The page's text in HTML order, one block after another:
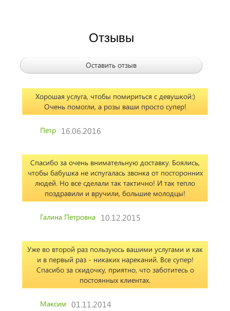
Отзывы
Оставить отзыв
Хорошая услуга, чтобы помириться с девушкой:)
Очень помогли, а розы ваши просто супер!
Петр 16.06.2016
Спасибо за очень внимательную доставку. Боялись,
чтобы бабушка не испугалась звонка от посторонних
людей. Но все сделали так тактично! И так тепло
поздравили и вручили, большие молодцы!
Галина Петровна 10.12.2015
Уже во второй раз пользуюсь вашими услугами и как
и в первый раз - никаких нареканий. Все супер!
Спасибо за скидочку, приятно, что заботитесь о
постоянных клиентах.
Максим 01.11.2014